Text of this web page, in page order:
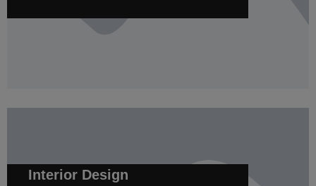
Interior Design